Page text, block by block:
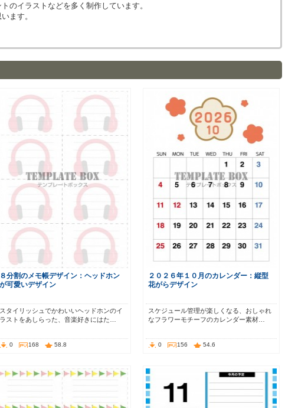
のイラストなどを多く制作しています。
ます。
８分割のメモ帳デザイン：ヘッドホン
が可愛いデザイン
スタイリッシュでかわいいヘッドホンのイ
ラストをあしらった、音楽好きにはた…
0 168 58.8
２０２６年１０月のカレンダー：縦型
花がらデザイン
スケジュール管理が楽しくなる、おしゃれ
なフラワーモチーフのカレンダー素材…
0 156 54.6